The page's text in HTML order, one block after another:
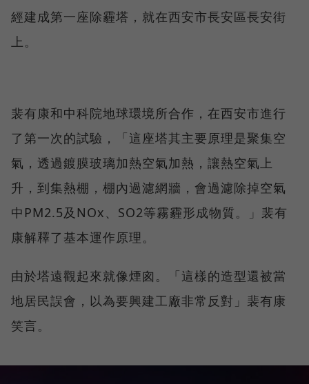
經建成第一座除霾塔，就在西安市長安區長安街
上。
裴有康和中科院地球環境所合作，在西安市進行
了第一次的試驗，「這座塔其主要原理是聚集空
氣，透過鍍膜玻璃加熱空氣加熱，讓熱空氣上
升，到集熱棚，棚內過濾網牆，會過濾除掉空氣
中PM2.5及NOx、SO2等霧霾形成物質。」裴有
康解釋了基本運作原理。
由於塔遠觀起來就像煙囪。「這樣的造型還被當
地居民誤會，以為要興建工廠非常反對」裴有康
笑言。